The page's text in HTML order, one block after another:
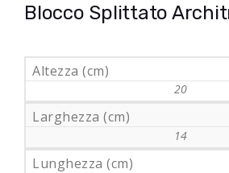
Blocco Splittato
Altezza (cm)
20
Larghezza (cm)
14
Lunghezza (cm)